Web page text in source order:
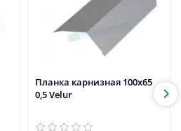
Планка карнизная 100х65
0,5 Velur